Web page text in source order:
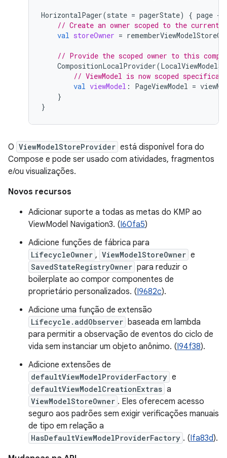
HorizontalPager(state = pagerState) { page -
// Create an owner scoped to the current
val storeOwner =
// Provide the scoped owner to this
CompositionLocalProvider(
// ViewModel is now scoped
val viewModel : PageViewModel =
}
}
O ViewModelStoreProvider está disponível fora do
Compose e pode ser usado com atividades, fragmentos
e/ou visualizações.
Novos recursos
Adicionar suporte a todas as metas do KMP ao
ViewModel Navigation3. (I60fa5)
Adicione funções de fábrica para
LifecycleOwner , ViewModelStoreOwner e
SavedStateRegistryOwner para reduzir o
boilerplate ao compor componentes de
proprietário personalizados. (I9682c).
Adicione uma função de extensão
Lifecycle.addObserver baseada em lambda
para permitir a observação de eventos do ciclo de
vida sem instanciar um objeto anônimo. (I94f38).
Adicione extensões de
defaultViewModelProviderFactory e
defaultViewModelCreationExtras a
ViewModelStoreOwner . Eles oferecem acesso
seguro aos padrões sem exigir verificações manuais
de tipo em relação a
HasDefaultViewModelProviderFactory . (Ifa83d).